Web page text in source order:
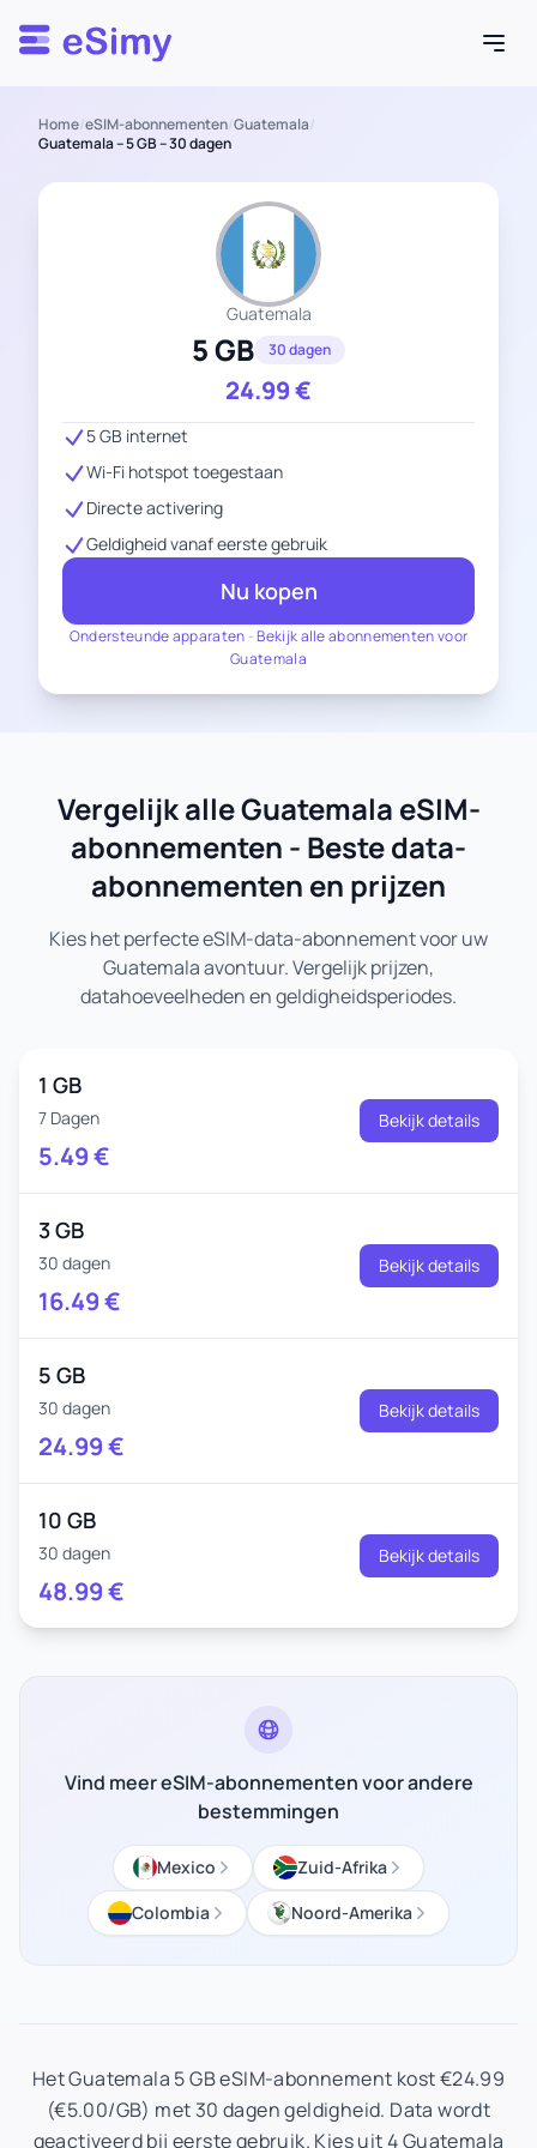
Esimy
Home/eSIM-abonnementen/Guatemala/
Guatemala – 5 GB – 30 dagen
Guatemala
5 GB 30 dagen
24.99€
Ondersteunde apparaten -Bekijk alle abonnementen voor
Guatemala
5 GB internet
Wi-Fi hotspot toegestaan
Directe activering
Geldigheid vanaf eerste gebruik
Nu kopen
Vergelijk alle Guatemala eSIM-
abonnementen - Beste data-
abonnementen en prijzen
Kies het perfecte eSIM-data-abonnement voor uw
Guatemala avontuur. Vergelijk prijzen,
datahoeveelheden en geldigheidsperiodes.
1 GB
7 Dagen
5.49€
Bekijk details
3 GB
30 dagen
16.49€
Bekijk details
5 GB
30 dagen
24.99€
Bekijk details
10 GB
30 dagen
48.99€
Bekijk details
Vind meer eSIM-abonnementen voor andere
bestemmingen
Mexico
Zuid-Afrika
Colombia
Noord-Amerika
Het Guatemala 5 GB eSIM-abonnement kost €24.99
(€5.00/GB) met 30 dagen geldigheid. Data wordt
geactiveerd bij eerste gebruik. Kies uit 4 Guatemala